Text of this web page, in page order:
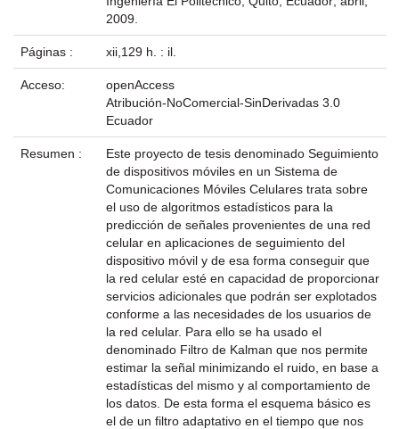
2009.
Páginas : xii,129 h. : il.
Acceso:
openAccess
Atribución-NoComercial-SinDerivadas 3.0
Ecuador
Resumen :
Este proyecto de tesis denominado Seguimiento
de dispositivos móviles en un Sistema de
Comunicaciones Móviles Celulares trata sobre
el uso de algoritmos estadísticos para la
predicción de señales provenientes de una red
celular en aplicaciones de seguimiento del
dispositivo móvil y de esa forma conseguir que
la red celular esté en capacidad de proporcionar
servicios adicionales que podrán ser explotados
conforme a las necesidades de los usuarios de
la red celular. Para ello se ha usado el
denominado Filtro de Kalman que nos permite
estimar la señal minimizando el ruido, en base a
estadísticas del mismo y al comportamiento de
los datos. De esta forma el esquema básico es
el de un filtro adaptativo en el tiempo que nos